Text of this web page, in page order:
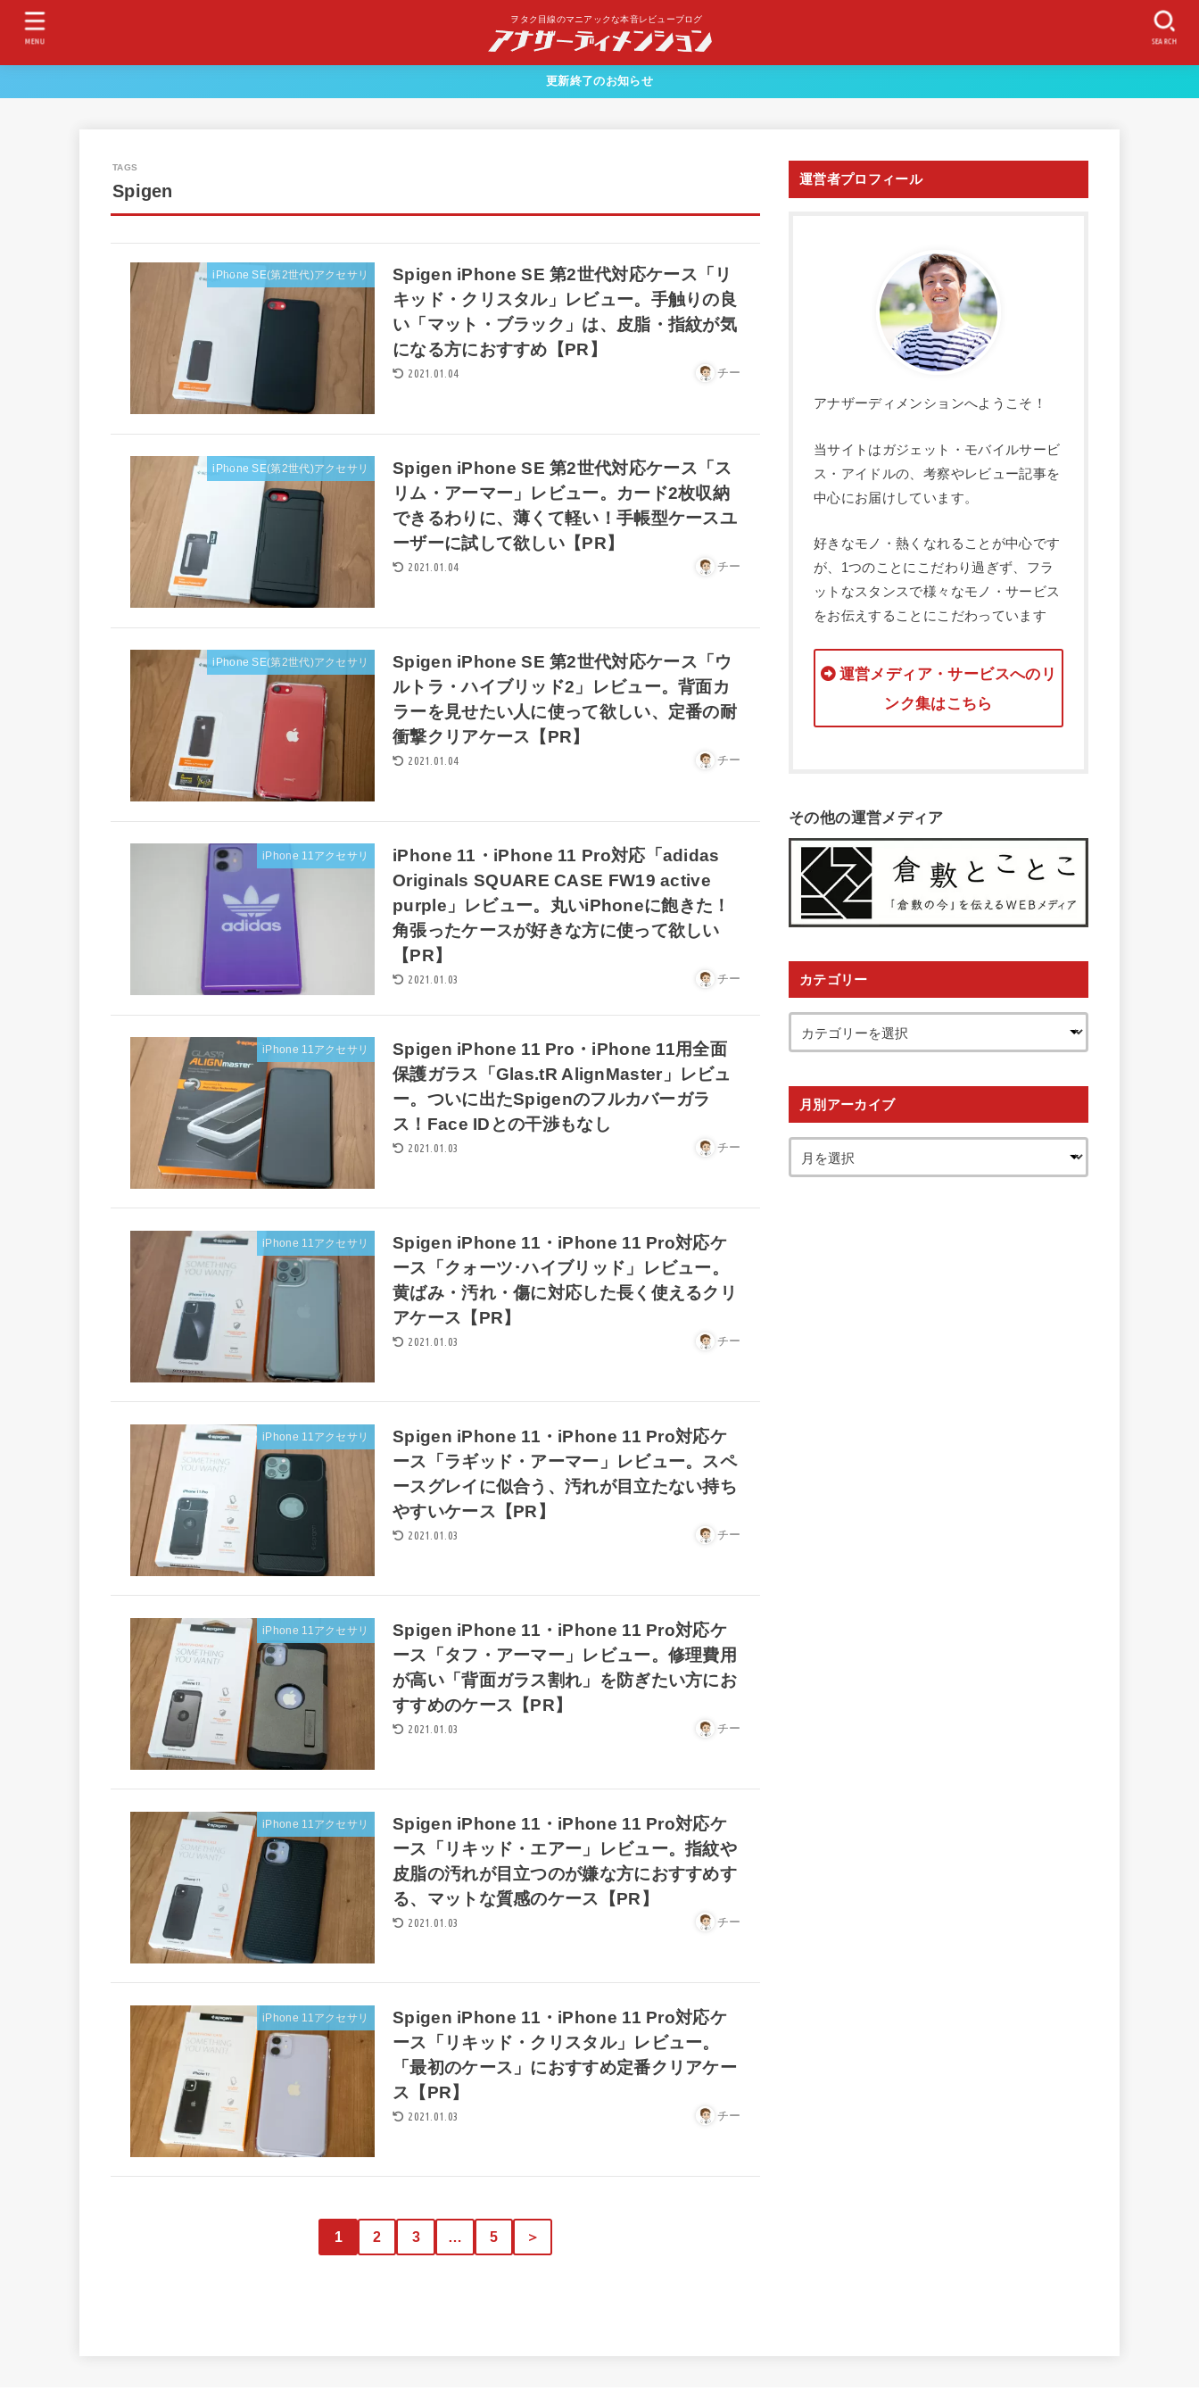
ヲタク目線のマニアックな本音レビューブログ
SEARCH
MENU
更新終了のお知らせ
Spigen
iPhone SE(第2世代)アクセサリ
Spigen iPhone SE 第2世代対応ケース「リ
キッド・クリスタル」レビュー。手触りの良
い「マット・ブラック」は、皮脂・指紋が気
になる方におすすめ【PR】
2021.01.04 チー
iPhone SE(第2世代)アクセサリ
Spigen iPhone SE 第2世代対応ケース「ス
リム・アーマー」レビュー。カード2枚収納
できるわりに、薄くて軽い！手帳型ケースユ
ーザーに試して欲しい【PR】
2021.01.04 チー
iPhone SE(第2世代)アクセサリ
Spigen iPhone SE 第2世代対応ケース「ウ
ルトラ・ハイブリッド2」レビュー。背面カ
ラーを見せたい人に使って欲しい、定番の耐
衝撃クリアケース【PR】
2021.01.04 チー
iPhone 11アクセサリ
iPhone 11・iPhone 11 Pro対応「adidas
Originals SQUARE CASE FW19 active
purple」レビュー。丸いiPhoneに飽きた！
角張ったケースが好きな方に使って欲しい
【PR】
2021.01.03 チー
iPhone 11アクセサリ
Spigen iPhone 11 Pro・iPhone 11用全面
保護ガラス「Glas.tR AlignMaster」レビュ
ー。ついに出たSpigenのフルカバーガラ
ス！Face IDとの干渉もなし
2021.01.03 チー
iPhone 11アクセサリ
Spigen iPhone 11・iPhone 11 Pro対応ケ
ース「クォーツ･ハイブリッド」レビュー。
黄ばみ・汚れ・傷に対応した長く使えるクリ
アケース【PR】
2021.01.03 チー
iPhone 11アクセサリ
Spigen iPhone 11・iPhone 11 Pro対応ケ
ース「ラギッド・アーマー」レビュー。スペ
ースグレイに似合う、汚れが目立たない持ち
やすいケース【PR】
2021.01.03 チー
iPhone 11アクセサリ
Spigen iPhone 11・iPhone 11 Pro対応ケ
ース「タフ・アーマー」レビュー。修理費用
が高い「背面ガラス割れ」を防ぎたい方にお
すすめのケース【PR】
2021.01.03 チー
iPhone 11アクセサリ
Spigen iPhone 11・iPhone 11 Pro対応ケ
ース「リキッド・エアー」レビュー。指紋や
皮脂の汚れが目立つのが嫌な方におすすめす
る、マットな質感のケース【PR】
2021.01.03 チー
iPhone 11アクセサリ
Spigen iPhone 11・iPhone 11 Pro対応ケ
ース「リキッド・クリスタル」レビュー。
「最初のケース」におすすめ定番クリアケー
ス【PR】
2021.01.03 チー
1 2 3 … 5 ＞
運営者プロフィール
アナザーディメンションへようこそ！
当サイトはガジェット・モバイルサービ
ス・アイドルの、考察やレビュー記事を
中心にお届けしています。
好きなモノ・熱くなれることが中心です
が、1つのことにこだわり過ぎず、フラ
ットなスタンスで様々なモノ・サービス
をお伝えすることにこだわっています
運営メディア・サービスへのリ
ンク集はこちら
その他の運営メディア
カテゴリー
月別アーカイブ